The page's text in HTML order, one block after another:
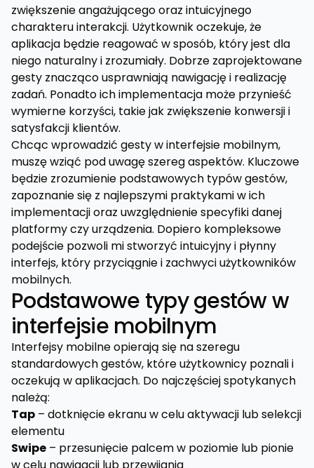
zwiększenie angażującego oraz intuicyjnego
charakteru interakcji. Użytkownik oczekuje, że
aplikacja będzie reagować w sposób, który jest dla
niego naturalny i zrozumiały. Dobrze zaprojektowane
gesty znacząco usprawniają nawigację i realizację
zadań. Ponadto ich implementacja może przynieść
wymierne korzyści, takie jak zwiększenie konwersji i
satysfakcji klientów.
Chcąc wprowadzić gesty w interfejsie mobilnym,
muszę wziąć pod uwagę szereg aspektów. Kluczowe
będzie zrozumienie podstawowych typów gestów,
zapoznanie się z najlepszymi praktykami w ich
implementacji oraz uwzględnienie specyfiki danej
platformy czy urządzenia. Dopiero kompleksowe
podejście pozwoli mi stworzyć intuicyjny i płynny
interfejs, który przyciągnie i zachwyci użytkowników
mobilnych.
Podstawowe typy gestów w
interfejsie mobilnym
Interfejsy mobilne opierają się na szeregu
standardowych gestów, które użytkownicy poznali i
oczekują w aplikacjach. Do najczęściej spotykanych
należą:
Tap – dotknięcie ekranu w celu aktywacji lub selekcji
elementu
Swipe – przesunięcie palcem w poziomie lub pionie